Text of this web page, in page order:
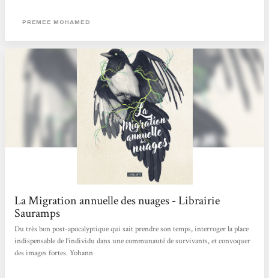
apocalyptique, les humains essayent de se reconstruire en vivant reclus dans de
PREMEE MOHAMED
La Migration annuelle des nuages - Librairie
Sauramps
Du très bon post-apocalyptique qui sait prendre son temps, interroger la place
indispensable de l’individu dans une communauté de survivants, et convoquer
des images fortes. Yohann